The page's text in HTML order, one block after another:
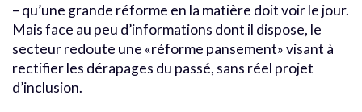
– qu’une grande réforme en la matière doit voir le jour.
Mais face au peu d’informations dont il dispose, le
secteur redoute une «réforme pansement» visant à
rectifier les dérapages du passé, sans réel projet
d’inclusion.